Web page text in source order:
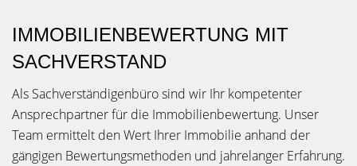
IMMOBILIENBEWERTUNG MIT
SACHVERSTAND
Als Sachverständigenbüro sind wir Ihr kompetenter
Ansprechpartner für die Immobilienbewertung. Unser
Team ermittelt den Wert Ihrer Immobilie anhand der
gängigen Bewertungsmethoden und jahrelanger Erfahrung.